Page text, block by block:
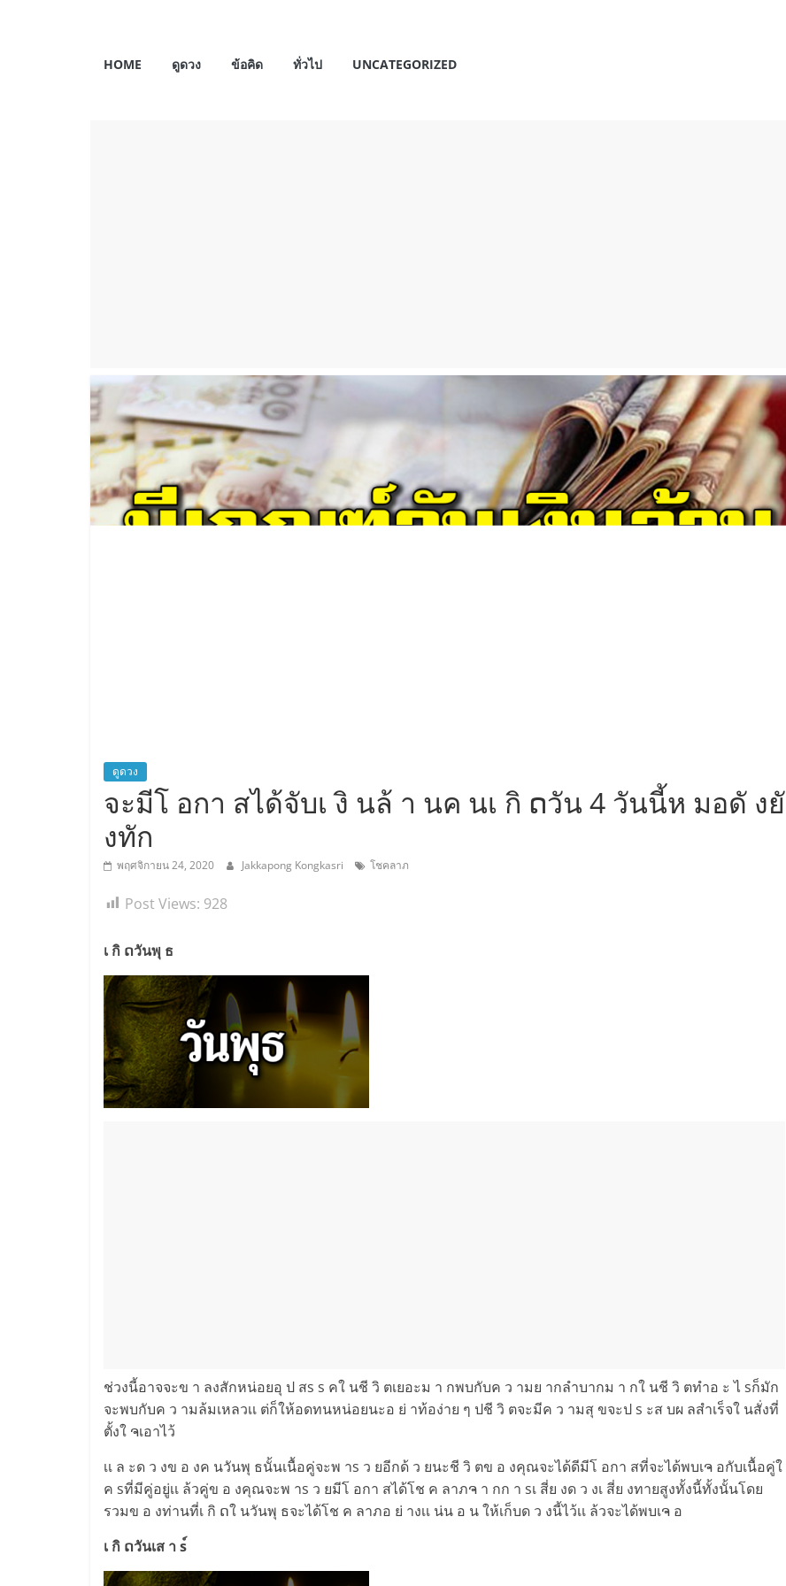
My
HOME ดูดวง ข้อคิด ทั่วไป UNCATEGORIZED
ดูดวง
จะมีโ อกา สได้จับเ งิ นล้ า นค นเ กิ ດวัน 4 วันนี้ห มอดั งยั
งทัก
พฤศจิกายน 24, 2020 Jakkapong Kongkasri โชคลาภ
Post Views: 928
เ กิ ດวันพุ ธ
ช่วงนี้อาจจะข า ลงสักหน่อยอุ ป สs s คใ นชี วิ ตเยอะม า กพบกับค ว ามย ากลำบากม า กใ นชี วิ ตทำอ ะ ไ sก็มัก
จะพบกับค ว ามล้มเหลวเเ ต่ก็ให้อดทนหน่อยนะอ ย่ าท้อง่าย ๆ ปชี วิ ตจะมีค ว ามสุ ขจะป s ะส บผ ลสำเร็จใ นสั่งที่
ตั้งใ ຈเอาไว้
เเ ล ะด ว งข อ งค นวันพุ ธนั้นเนื้อคู่จะพ าs ว ยอีกด้ ว ยนะชี วิ ตข อ งคุณจะได้ดีมีโ อกา สที่จะได้พบเຈ อกับเนื้อคู่ใ
ค sที่มีคู่อยู่เเ ล้วคู่ข อ งคุณจะพ าs ว ยมีโ อกา สได้โช ค ลาภຈ า กก า sเ สี่ย งด ว งเ สี่ย งทายสูงทั้งนี้ทั้งนั้นโดย
รวมข อ งท่านที่เ กิ ດใ นวันพุ ธจะได้โช ค ลาภอ ย่ างเเ น่น อ น ให้เก็บด ว งนี้ไว้เเ ล้วจะได้พบเຈ อ
เ กิ ດวันเส า s์